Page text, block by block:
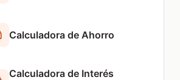
Calculadora de Ahorro
Calculadora de Interés